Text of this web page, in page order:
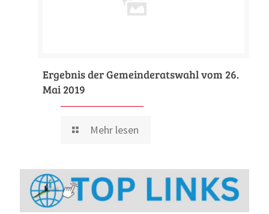
Ergebnis der Gemeinderatswahl vom 26.
Mai 2019
Mehr lesen